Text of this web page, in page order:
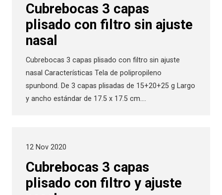
Cubrebocas 3 capas
plisado con filtro sin ajuste
nasal
Cubrebocas 3 capas plisado con filtro sin ajuste
nasal Características Tela de polipropileno
spunbond. De 3 capas plisadas de 15+20+25 g Largo
y ancho estándar de 17.5 x 17.5 cm.…
12 Nov 2020
Cubrebocas 3 capas
plisado con filtro y ajuste